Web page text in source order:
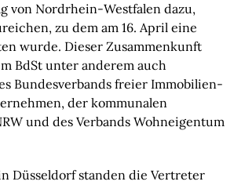
von Nordrhein-Westfalen dazu,
zu dem am 16. April eine
wurde. Dieser Zusammenkunft
BdSt unter anderem auch
Bundesverbands freier Immobilien-
der kommunalen
und des Verbands Wohneigentum
Düsseldorf standen die Vertreter